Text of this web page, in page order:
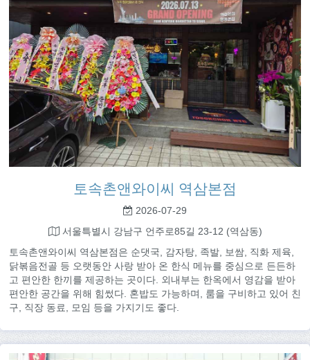
토속촌앤와이씨 역삼본점
2026-07-29
서울특별시 강남구 언주로85길 23-12 (역삼동)
토속촌앤와이씨 역삼본점은 순댓국, 감자탕, 족발, 보쌈, 직화 제육,
닭볶음전골 등 오랫동안 사랑 받아 온 한식 메뉴를 중심으로 든든하
고 편안한 한끼를 제공하는 곳이다. 외내부는 한옥에서 영감을 받아
편안한 공간을 위해 힘썼다. 혼밥도 가능하며, 룸을 구비하고 있어 친
구, 직장 동료, 모임 등을 가지기도 좋다.